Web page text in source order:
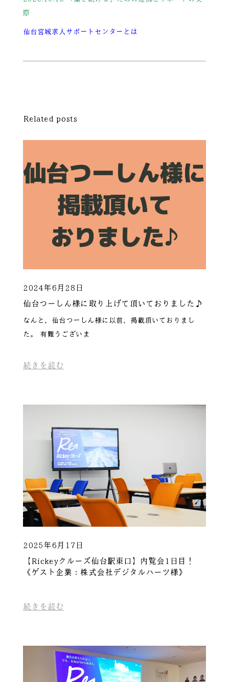
際
仙台宮城求人サポートセンターとは
Related posts
2024年6月28日
仙台つーしん様に取り上げて頂いておりました♪
なんと、仙台つーしん様に以前、掲載頂いておりまし
た。 有難うございま
続きを読む
2025年6月17日
【Rickeyクルーズ仙台駅東口】内覧会1日目！
《ゲスト企業：株式会社デジタルハーツ様》
続きを読む